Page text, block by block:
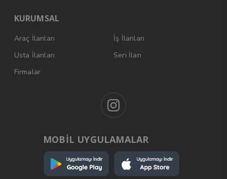
KURUMSAL
Araç İlanları
İş İlanları
Usta İlanları
Seri İlan
Firmalar
MOBİL UYGULAMALAR